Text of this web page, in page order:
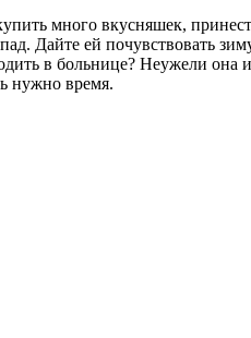
много вкусняшек,
Дайте ей почувствовать
в больнице? Неужели она
нужно время.